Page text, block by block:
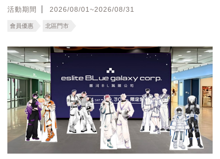
活動期間 2026/08/01~2026/08/31
會員優惠 北區門市